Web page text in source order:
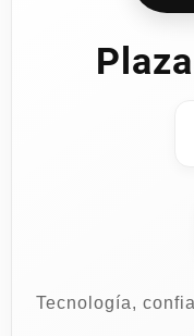
producto
Tecnología,